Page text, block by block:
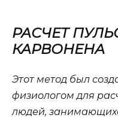
РАСЧЕТ
КАРВОНЕНА
Этот метод был
физиологом для
людей,